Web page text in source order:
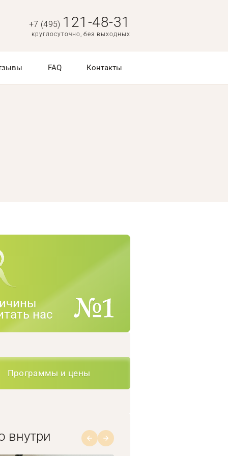
+7 (495) 121-48-31
круглосуточно, без выходных
FAQ Контакты
нас
Программы и цены
внутри